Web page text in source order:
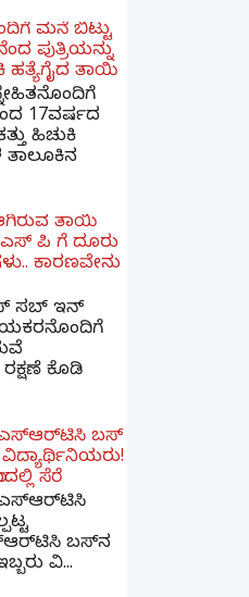
ಮನೆ ಬಿಟ್ಟು
ಪುತ್ರಿಯನ್ನು
ಹತ್ಯೆಗೈದ ತಾಯಿ
17ವರ್ಷದ
ಹಿಚುಕಿ
ತಾಲೂಕಿನ
ತಾಯಿ
ಎಸ್ ಪಿ ಗೆ ದೂರು
ಕಾರಣವೇನು
ಸಬ್ ​ಇನ್​
ಕೊಡಿ
ಕೆಎಸ್​ಆರ್​ಟಿಸಿ ಬಸ್​
ಸೆರೆ
ಕೆಎಸ್‌ಆರ್‌ಟಿಸಿ
ಬಸ್‌ನ
ವಿ...